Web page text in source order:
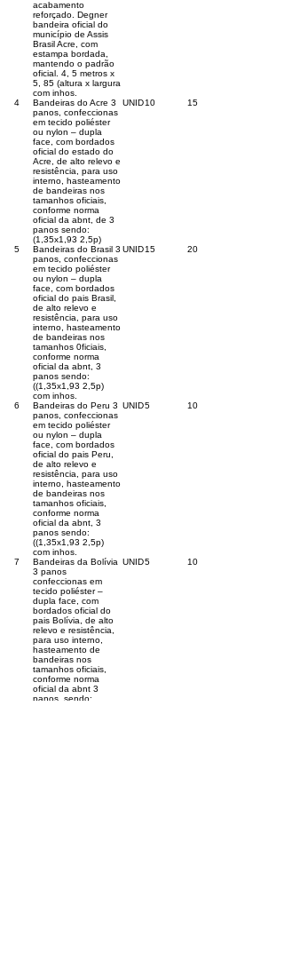
acabamento
reforçado. Degner
bandeira oficial do
município de Assis
Brasil Acre, com
estampa bordada,
mantendo o padrão
oficial. 4, 5 metros x
5, 85 (altura x largura
com inhos.
4
Bandeiras do Acre 3
panos, confeccionas
em tecido poliéster
ou nylon – dupla
face, com bordados
oficial do estado do
Acre, de alto relevo e
resistência, para uso
interno, hasteamento
de bandeiras nos
tamanhos oficiais,
conforme norma
oficial da abnt, de 3
panos sendo:
(1,35x1,93 2,5p)
UNID10 15
5
Bandeiras do Brasil 3
panos, confeccionas
em tecido poliéster
ou nylon – dupla
face, com bordados
oficial do pais Brasil,
de alto relevo e
resistência, para uso
interno, hasteamento
de bandeiras nos
tamanhos 0ficiais,
conforme norma
oficial da abnt, 3
panos sendo:
((1,35x1,93 2,5p)
com inhos.
UNID15 20
6
Bandeiras do Peru 3
panos, confeccionas
em tecido poliéster
ou nylon – dupla
face, com bordados
oficial do pais Peru,
de alto relevo e
resistência, para uso
interno, hasteamento
de bandeiras nos
tamanhos oficiais,
conforme norma
oficial da abnt, 3
panos sendo:
((1,35x1,93 2,5p)
com inhos.
UNID5 10
7
Bandeiras da Bolívia
3 panos
confeccionas em
tecido poliéster –
dupla face, com
bordados oficial do
pais Bolívia, de alto
relevo e resistência,
para uso interno,
hasteamento de
bandeiras nos
tamanhos oficiais,
conforme norma
oficial da abnt 3
panos, sendo:
UNID5 10